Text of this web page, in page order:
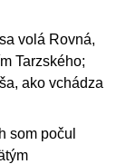
volá Rovná,
Tarzského;
ako vchádza
som počul